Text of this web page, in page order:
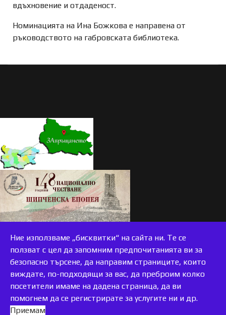
вдъхновение и отдаденост.
Номинацията на Ина Божкова е направена от
ръководството на габровската библиотека.
Ние използваме „бисквитки“ на сайта ни. Те се
ползват с цел да запомним предпочитанията ви за
безопасно търсене, да направим страниците, които
виждате, по-подходящи за вас, да преброим колко
посетители имаме на дадена страница, да ви
помогнем да се регистрирате за услугите ни и др.
Приемам
accessible